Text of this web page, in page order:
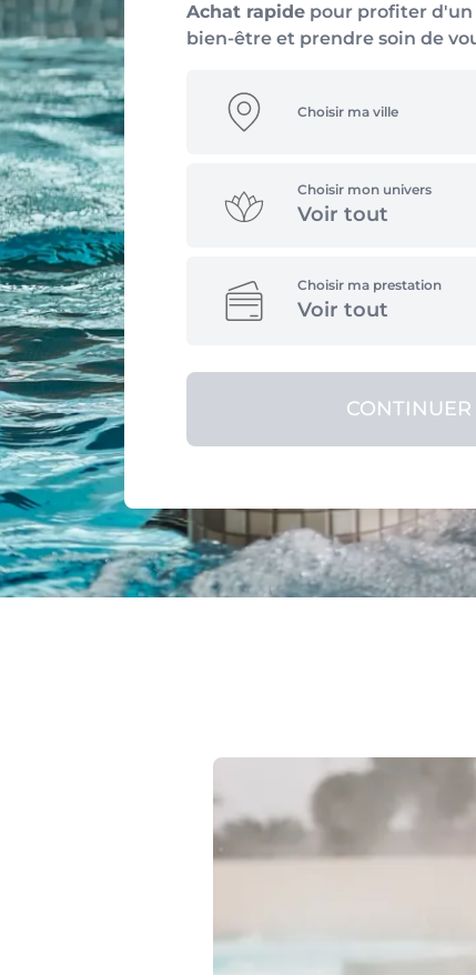
Achat rapide pour profiter
bien-être et prendre soin de
Choisir ma ville
Choisir mon univers
Voir tout
Choisir ma prestation
Voir tout
CONTINUER